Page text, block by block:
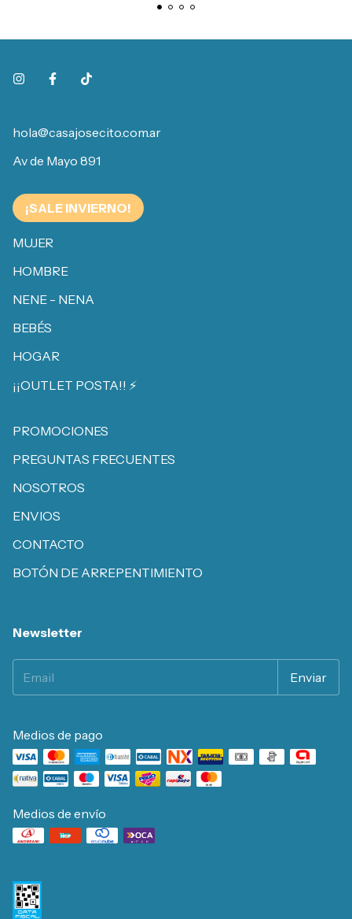
hola@casajosecito.com.ar
Av de Mayo 891
¡SALE INVIERNO!
MUJER
HOMBRE
NENE - NENA
BEBÉS
HOGAR
¡¡OUTLET POSTA!! ⚡️
PROMOCIONES
PREGUNTAS FRECUENTES
NOSOTROS
ENVIOS
CONTACTO
BOTÓN DE ARREPENTIMIENTO
Newsletter
Medios de pago
Medios de envío